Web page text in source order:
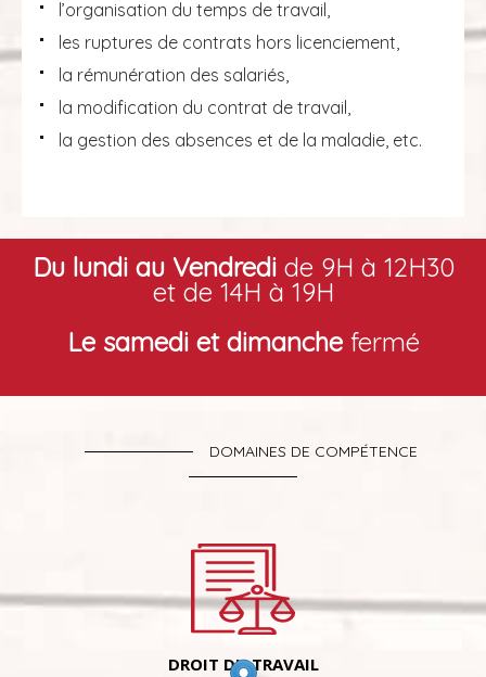
l’organisation du temps de travail,
les ruptures de contrats hors licenciement,
la rémunération des salariés,
la modification du contrat de travail,
la gestion des absences et de la maladie, etc.
Du lundi au Vendredi de 9H à 12H30
et de 14H à 19H
Le samedi et dimanche fermé
DOMAINES DE COMPÉTENCE
DROIT DU TRAVAIL